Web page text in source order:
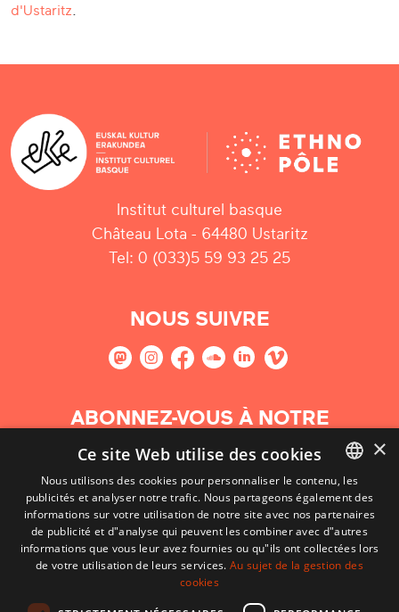
d'Ustaritz
Institut culturel basque
Château Lota - 64480 Ustaritz
Tel: 0 (033)5 59 93 25 25
NOUS SUIVRE
ABONNEZ-VOUS À NOTRE
NEWSLETTER
S'abonner
BASQUE
FRENCH
×
Ce site Web utilise des cookies
Nous utilisons des cookies pour personnaliser le contenu, les
publicités et analyser notre trafic. Nous partageons également des
informations sur votre utilisation de notre site avec nos partenaires
de publicité et d"analyse qui peuvent les combiner avec d"autres
informations que vous leur avez fournies ou qu"ils ont collectées lors
de votre utilisation de leurs services.Au sujet de la gestion des
cookies